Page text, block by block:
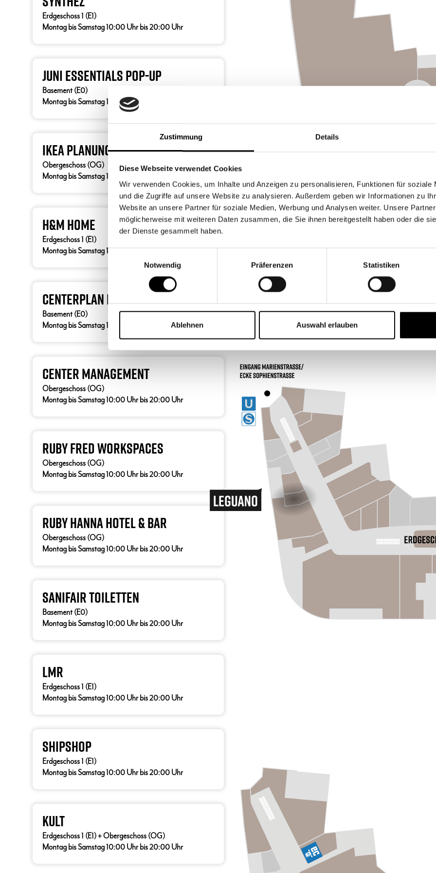
Zustimmung Details
Diese Webseite verwendet Cookies
Wir verwenden Cookies, um Inhalte und Anzeigen zu personalisieren, Funktionen für soziale
und die Zugriffe auf unsere Website zu analysieren. Außerdem geben wir Informationen zu
Website an unsere Partner für soziale Medien, Werbung und Analysen weiter. Unsere
möglicherweise mit weiteren Daten zusammen, die Sie ihnen bereitgestellt haben oder die
der Dienste gesammelt haben.
Einwilligungsauswahl
Notwendig
Präferenzen Statistiken
Ablehnen Auswahl erlauben
Erdgeschoss 1 (E1)
Montag bis Samstag 10:00 Uhr bis 20:00 Uhr
juni Essentials Pop-Up
Basement (E0)
Montag bis Samstag 10:00 Uhr bis 20:00 Uhr
IKEA Planungsstudio
Obergeschoss (OG)
Montag bis Samstag 10:00 Uhr bis 20:00 Uhr
H&M Home
Erdgeschoss 1 (E1)
Montag bis Samstag 10:00 Uhr bis 20:00 Uhr
Centerplan Digitale Stelen
Basement (E0)
Montag bis Samstag 10:00 Uhr bis 20:00 Uhr
Center Management
Obergeschoss (OG)
Montag bis Samstag 10:00 Uhr bis 20:00 Uhr
Ruby Fred Workspaces
Obergeschoss (OG)
Montag bis Samstag 10:00 Uhr bis 20:00 Uhr
Ruby Hanna Hotel & Bar
Obergeschoss (OG)
Montag bis Samstag 10:00 Uhr bis 20:00 Uhr
Sanifair Toiletten
Basement (E0)
Montag bis Samstag 10:00 Uhr bis 20:00 Uhr
LMR
Erdgeschoss 1 (E1)
Montag bis Samstag 10:00 Uhr bis 20:00 Uhr
ShipShop
Erdgeschoss 1 (E1)
Montag bis Samstag 10:00 Uhr bis 20:00 Uhr
Kult
Erdgeschoss 1 (E1) + Obergeschoss (OG)
Montag bis Samstag 10:00 Uhr bis 20:00 Uhr
Erdgeschoss